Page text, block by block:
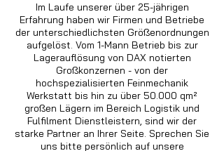
Im Laufe unserer über 25-jährigen
Erfahrung haben wir Firmen und Betriebe
der unterschiedlichsten Größenordnungen
aufgelöst. Vom 1-Mann Betrieb bis zur
Lagerauflösung von DAX notierten
Großkonzernen - von der
hochspezialisierten Feinmechanik
Werkstatt bis hin zu über 50.000 qm²
großen Lägern im Bereich Logistik und
Fulfilment Dienstleistern, sind wir der
starke Partner an Ihrer Seite. Sprechen Sie
uns bitte persönlich auf unsere